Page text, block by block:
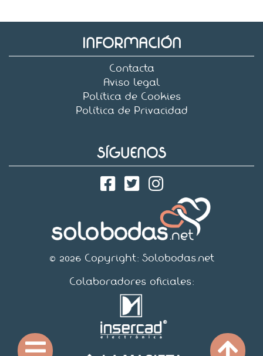
INFORMACIÓN
Contacta
Aviso legal
Política de Cookies
Política de Privacidad
SÍGUENOS
© 2026 Copyright: Solobodas.net
Colaboradores oficiales: